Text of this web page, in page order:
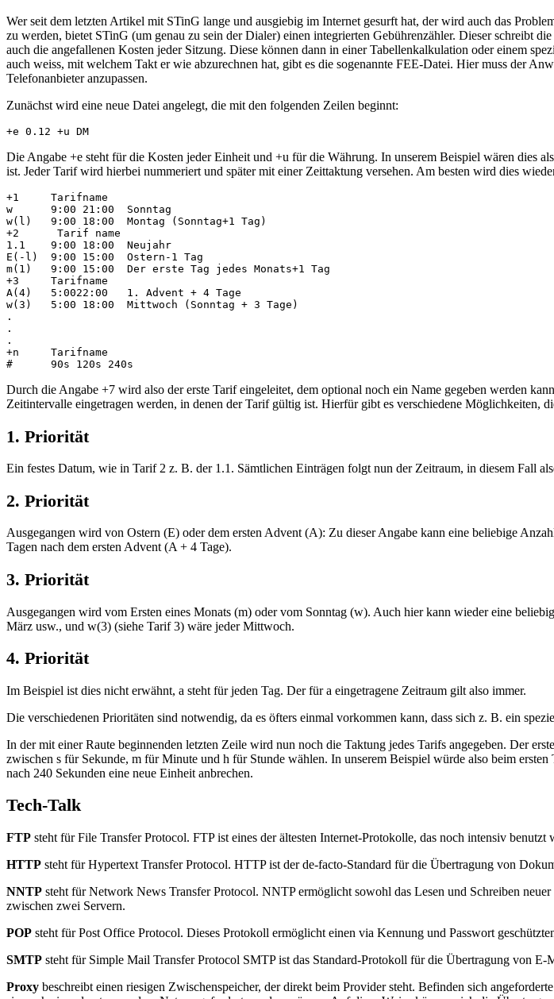
Wer seit dem letzten Artikel mit STinG lange und ausgiebig im Internet gesurft hat, der wird auch das
zu werden, bietet STinG (um genau zu sein der Dialer) einen integrierten Gebührenzähler. Dieser schreibt
auch die angefallenen Kosten jeder Sitzung. Diese können dann in einer Tabellenkalkulation oder einem
auch weiss, mit welchem Takt er wie abzurechnen hat, gibt es die sogenannte FEE-Datei. Hier muss der
Telefonanbieter anzupassen.
Zunächst wird eine neue Datei angelegt, die mit den folgenden Zeilen beginnt:
Die Angabe +e steht für die Kosten jeder Einheit und +u für die Währung. In unserem Beispiel wären dies
ist. Jeder Tarif wird hierbei nummeriert und später mit einer Zeittaktung versehen. Am besten wird dies
+1     Tarifname
w      9:00 21:00  Sonntag
w(l)   9:00 18:00  Montag (Sonntag+1 Tag)
+2      Tarif name
1.1    9:00 18:00  Neujahr
E(-l)  9:00 15:00  Ostern-1 Tag
m(1)   9:00 15:00  Der erste Tag jedes Monats+1 Tag
+3     Tarifname
A(4)   5:0022:00   1. Advent + 4 Tage
w(3)   5:00 18:00  Mittwoch (Sonntag + 3 Tage)
.
.
.
+n     Tarifname
Durch die Angabe +7 wird also der erste Tarif eingeleitet, dem optional noch ein Name gegeben werden
Zeitintervalle eingetragen werden, in denen der Tarif gültig ist. Hierfür gibt es verschiedene Möglichkeiten,
1. Priorität
Ein festes Datum, wie in Tarif 2 z. B. der 1.1. Sämtlichen Einträgen folgt nun der Zeitraum, in diesem Fall
2. Priorität
Ausgegangen wird von Ostern (E) oder dem ersten Advent (A): Zu dieser Angabe kann eine beliebige
Tagen nach dem ersten Advent (A + 4 Tage).
3. Priorität
Ausgegangen wird vom Ersten eines Monats (m) oder vom Sonntag (w). Auch hier kann wieder eine
März usw., und w(3) (siehe Tarif 3) wäre jeder Mittwoch.
4. Priorität
Im Beispiel ist dies nicht erwähnt, a steht für jeden Tag. Der für a eingetragene Zeitraum gilt also immer.
Die verschiedenen Prioritäten sind notwendig, da es öfters einmal vorkommen kann, dass sich z. B. ein
In der mit einer Raute beginnenden letzten Zeile wird nun noch die Taktung jedes Tarifs angegeben. Der
zwischen s für Sekunde, m für Minute und h für Stunde wählen. In unserem Beispiel würde also beim
nach 240 Sekunden eine neue Einheit anbrechen.
Tech-Talk
FTP steht für File Transfer Protocol. FTP ist eines der ältesten Internet-Protokolle, das noch intensiv
HTTP steht für Hypertext Transfer Protocol. HTTP ist der de-facto-Standard für die Übertragung von
NNTP steht für Network News Transfer Protocol. NNTP ermöglicht sowohl das Lesen und Schreiben
zwischen zwei Servern.
POP steht für Post Office Protocol. Dieses Protokoll ermöglicht einen via Kennung und Passwort
SMTP steht für Simple Mail Transfer Protocol SMTP ist das Standard-Protokoll für die Übertragung von E-
Proxy beschreibt einen riesigen Zwischenspeicher, der direkt beim Provider steht. Befinden sich